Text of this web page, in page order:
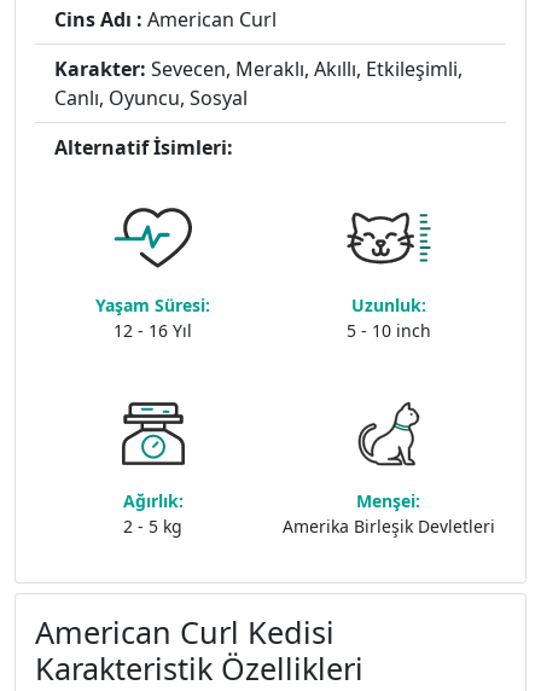
Cins Adı : American Curl
Karakter: Sevecen, Meraklı, Akıllı, Etkileşimli,
Canlı, Oyuncu, Sosyal
Alternatif İsimleri:
Yaşam Süresi:
12 - 16 Yıl
Uzunluk:
5 - 10 inch
Ağırlık:
2 - 5 kg
Menşei:
Amerika Birleşik Devletleri
American Curl Kedisi
Karakteristik Özellikleri